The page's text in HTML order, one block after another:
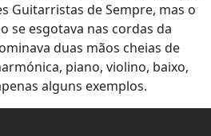
Guitarristas de Sempre, mas o
se esgotava nas cordas da
duas mãos cheias de
piano, violino, baixo,
alguns exemplos.